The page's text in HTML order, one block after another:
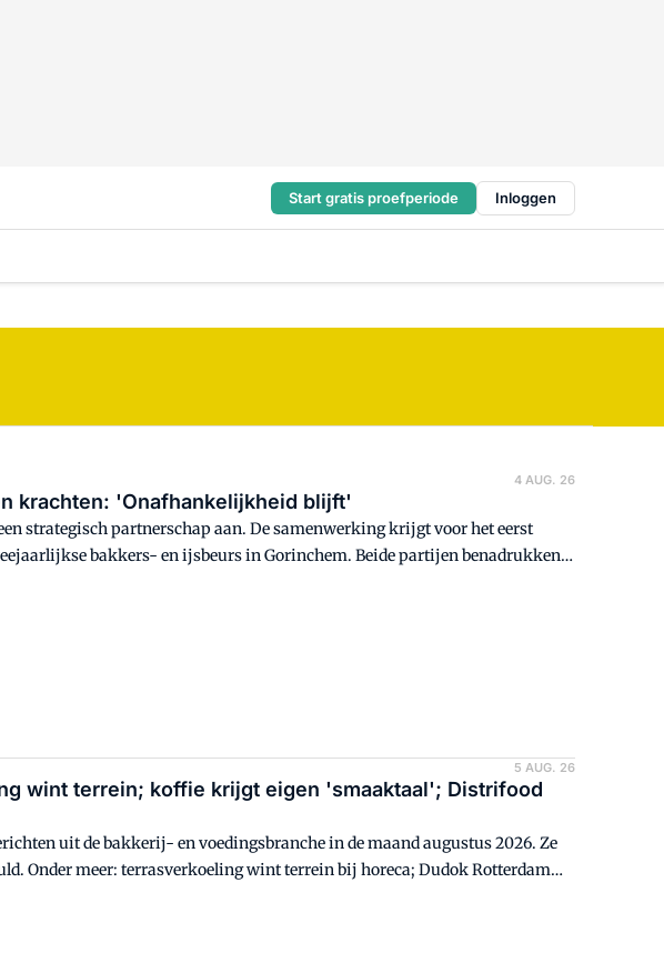
Start gratis proefperiode Inloggen
4 AUG. 26
krachten: 'Onafhankelijkheid blijft'
strategisch partnerschap aan. De samenwerking krijgt voor het eerst
bakkers- en ijsbeurs in Gorinchem. Beide partijen benadrukken
5 AUG. 26
wint terrein; koffie krijgt eigen 'smaaktaal'; Distrifood
uit de bakkerij- en voedingsbranche in de maand augustus 2026. Ze
Onder meer: terrasverkoeling wint terrein bij horeca; Dudok Rotterdam